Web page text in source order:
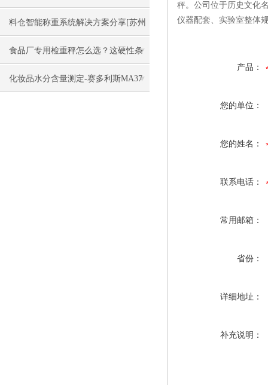
测中的应用
料仓智能称重系统解决方案分享[苏州
金钻]
食品厂专用检重秤怎么选？这硬性条
件缺一不可
化妆品水分含量测定-赛多利斯MA37
秤。公司位于历史文化
仪器配套、实验室整体
产品：
您的单位：
您的姓名：
联系电话：
常用邮箱：
省份：
详细地址：
补充说明：